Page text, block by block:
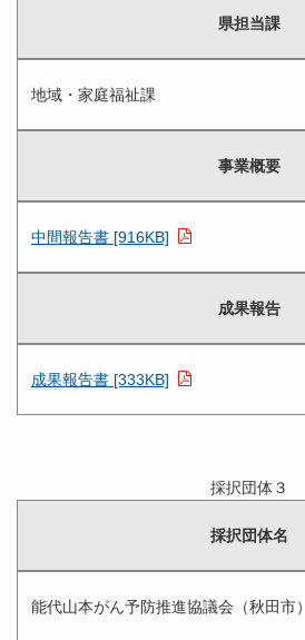
県担当課
地域・家庭福祉課
事業概要
中間報告書 [916KB]
成果報告
成果報告書 [333KB]
採択団体３
採択団体名
能代山本がん予防推進協議会（秋田市）